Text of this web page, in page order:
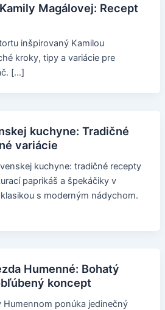
Magálovej: Recept
inšpirovaný Kamilou
kroky, tipy a variácie pre
[…]
kuchyne: Tradičné
variácie
kuchyne: tradičné recepty
paprikáš a špekáčiky v
s moderným nádychom.
Humenné: Bohatý
koncept
Humennom ponúka jedinečný